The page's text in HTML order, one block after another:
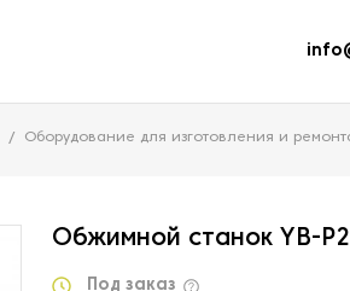
Оборудование для изготовления и
Обжимной станок YB-
Под заказ